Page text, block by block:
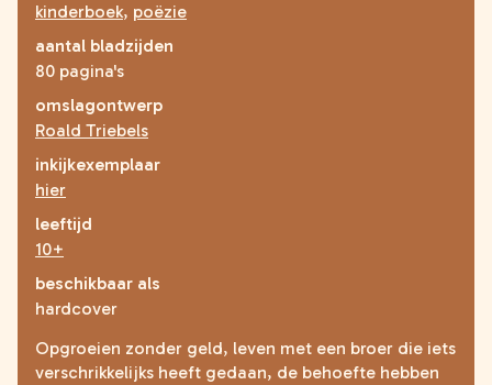
kinderboek, poëzie
aantal bladzijden
80 pagina's
omslagontwerp
Roald Triebels
inkijkexemplaar
hier
leeftijd
10+
beschikbaar als
hardcover
Opgroeien zonder geld, leven met een broer die iets
verschrikkelijks heeft gedaan, de behoefte hebben